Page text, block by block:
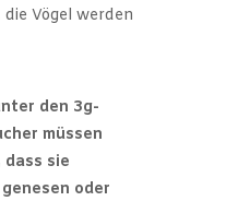
Vögel werden
den 3g-
müssen
dass sie
oder